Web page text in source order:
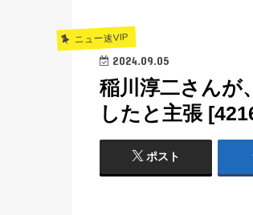
ニュー速VIP
2024.09.05
稲川淳二さんが
したと主張
ポスト